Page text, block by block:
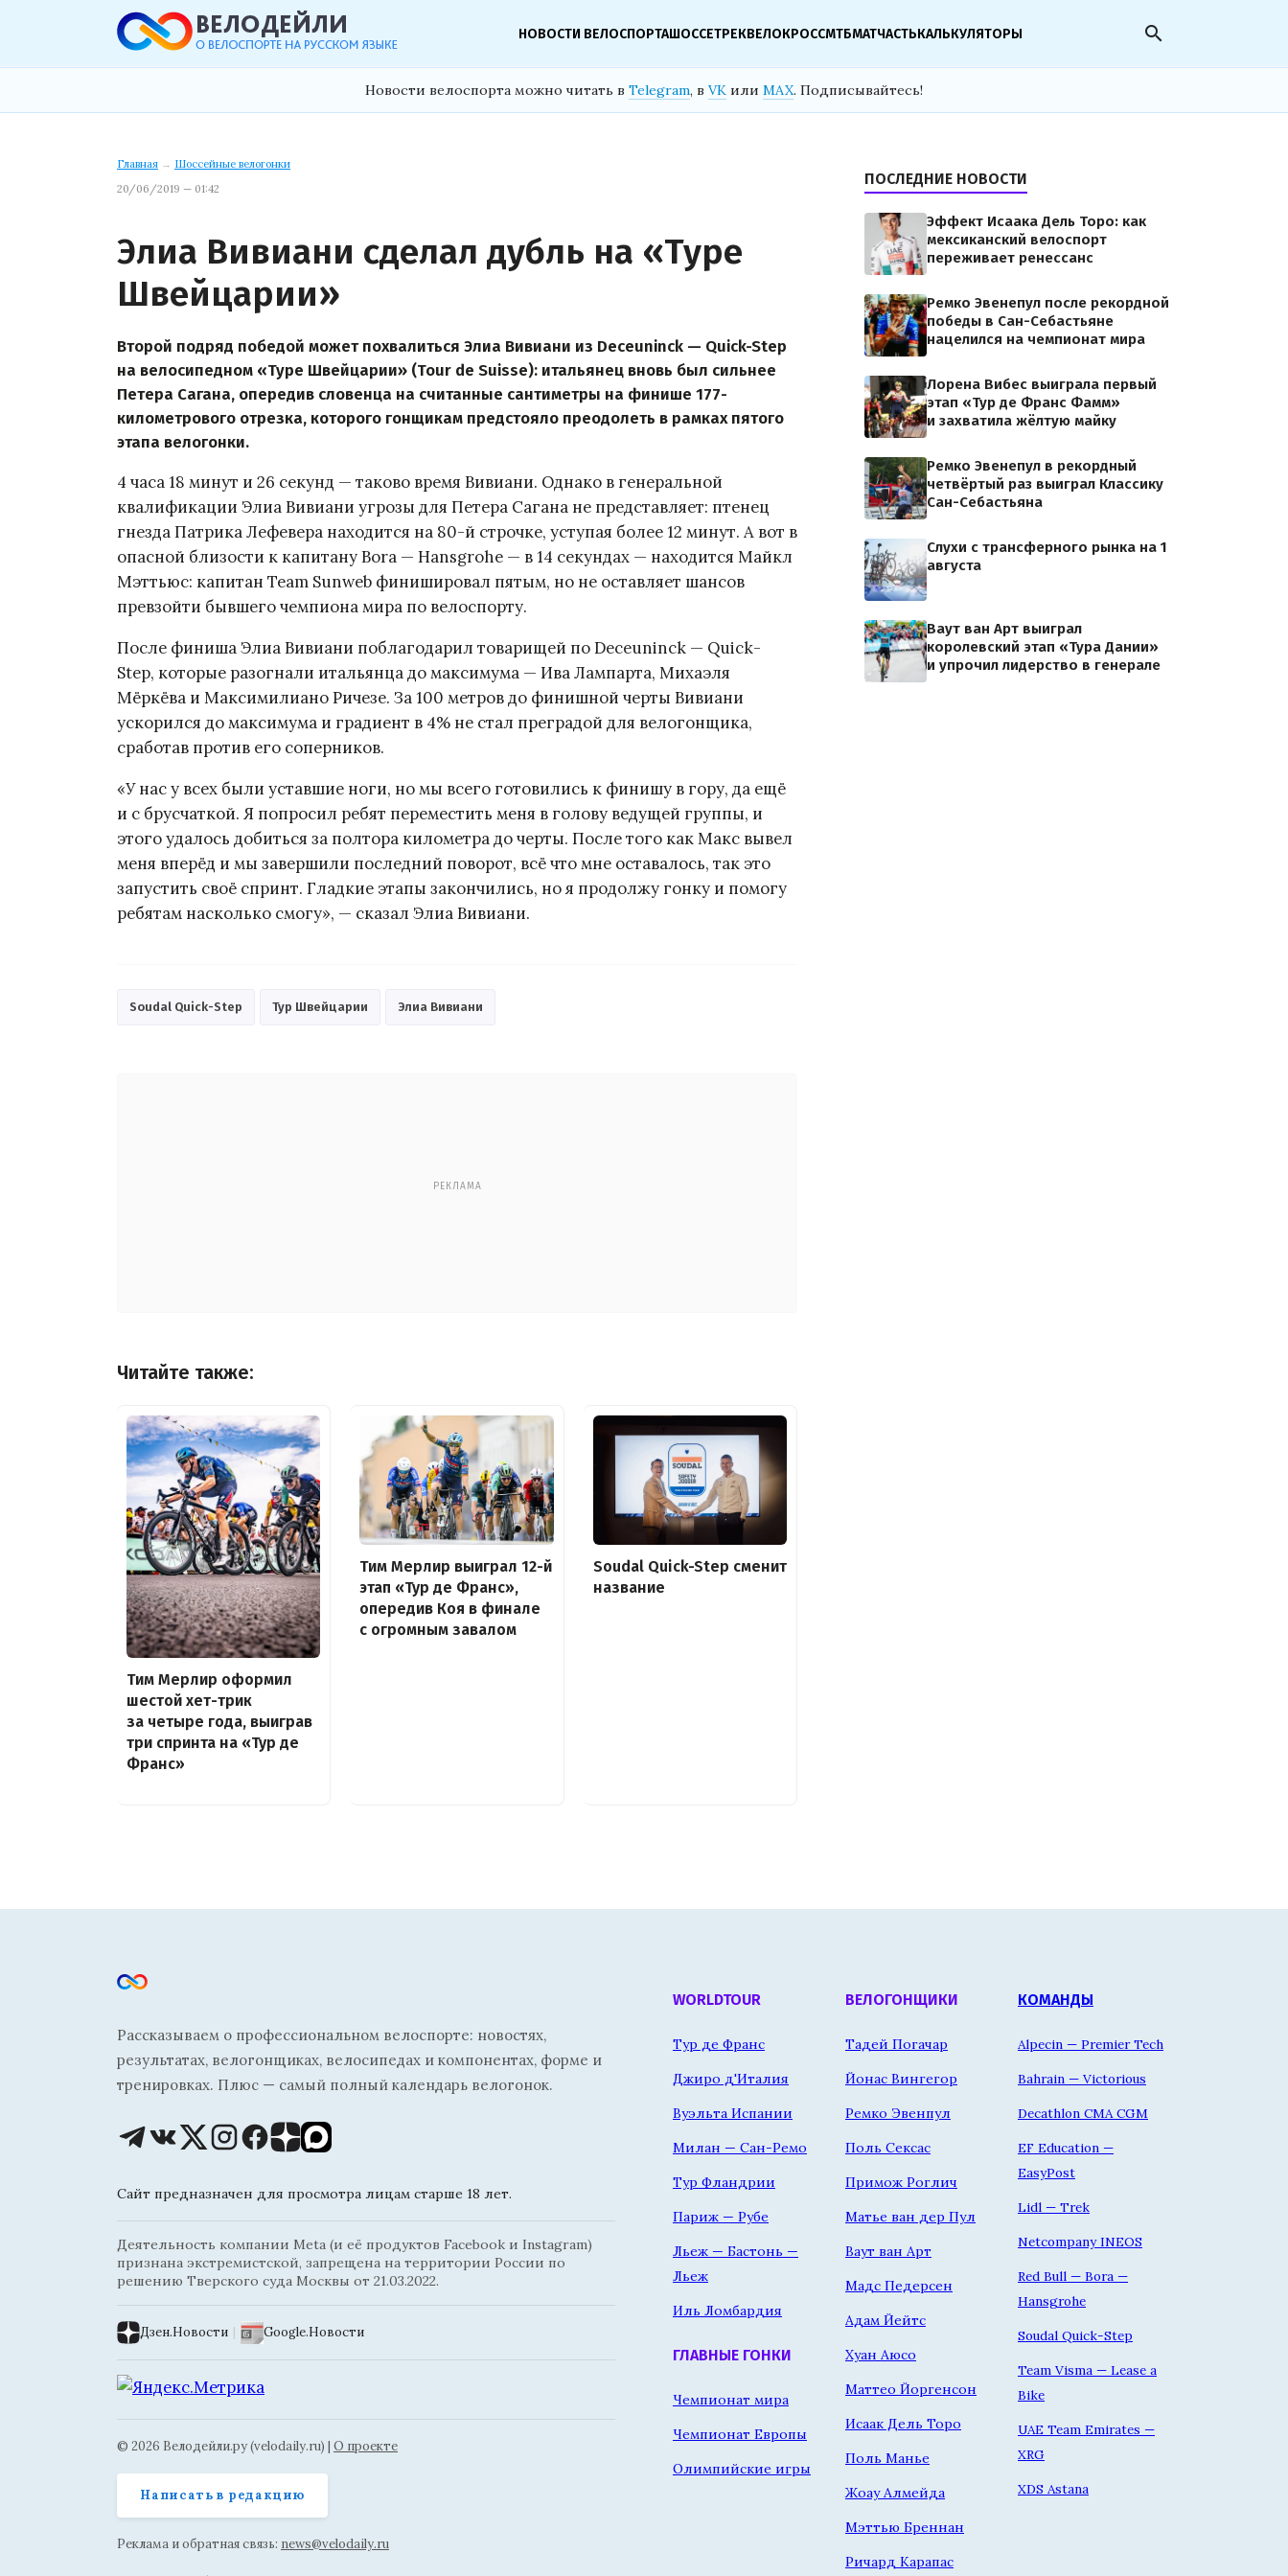
НОВОСТИ ВЕЛОСПОРТАШОССЕТРЕКВЕЛОКРОССМТБМАТЧАСТЬКАЛЬКУЛЯТОРЫ search
Новости велоспорта можно читать в Telegram, в VK или MAX. Подписывайтесь!
Главная → Шоссейные велогонки
20/06/2019 — 01:42
Элиа Вивиани сделал дубль на «Туре
Швейцарии»
Второй подряд победой может похвалиться Элиа Вивиани из Deceuninck — Quick-Step
на велосипедном «Туре Швейцарии» (Tour de Suisse): итальянец вновь был сильнее
Петера Сагана, опередив словенца на считанные сантиметры на финише 177-
километрового отрезка, которого гонщикам предстояло преодолеть в рамках пятого
этапа велогонки.
4 часа 18 минут и 26 секунд — таково время Вивиани. Однако в генеральной
квалификации Элиа Вивиани угрозы для Петера Сагана не представляет: птенец
гнезда Патрика Лефевера находится на 80-й строчке, уступая более 12 минут. А вот в
опасной близости к капитану Bora — Hansgrohe — в 14 секундах — находится Майкл
Мэттьюс: капитан Team Sunweb финишировал пятым, но не оставляет шансов
превзойти бывшего чемпиона мира по велоспорту.
После финиша Элиа Вивиани поблагодарил товарищей по Deceuninck — Quick-
Step, которые разогнали итальянца до максимума — Ива Лампарта, Михаэля
Мёркёва и Максимилиано Ричезе. За 100 метров до финишной черты Вивиани
ускорился до максимума и градиент в 4% не стал преградой для велогонщика,
сработав против его соперников.
«У нас у всех были уставшие ноги, но мы всего готовились к финишу в гору, да ещё
и с брусчаткой. Я попросил ребят переместить меня в голову ведущей группы, и
этого удалось добиться за полтора километра до черты. После того как Макс вывел
меня вперёд и мы завершили последний поворот, всё что мне оставалось, так это
запустить своё спринт. Гладкие этапы закончились, но я продолжу гонку и помогу
ребятам насколько смогу», — сказал Элиа Вивиани.
Soudal Quick-Step Тур Швейцарии Элиа Вивиани
РЕКЛАМА
Читайте также:
Тим Мерлир оформил
шестой хет-трик
за четыре года, выиграв
три спринта на «Тур де
Франс»
Тим Мерлир выиграл 12-й
этап «Тур де Франс»,
опередив Коя в финале
с огромным завалом
Soudal Quick-Step сменит
название
ПОСЛЕДНИЕ НОВОСТИ
Эффект Исаака Дель Торо: как
мексиканский велоспорт
переживает ренессанс
Ремко Эвенепул после рекордной
победы в Сан-Себастьяне
нацелился на чемпионат мира
Лорена Вибес выиграла первый
этап «Тур де Франс Фамм»
и захватила жёлтую майку
Ремко Эвенепул в рекордный
четвёртый раз выиграл Классику
Сан-Себастьяна
Слухи с трансферного рынка на 1
августа
Ваут ван Арт выиграл
королевский этап «Тура Дании»
и упрочил лидерство в генерале
Рассказываем о профессиональном велоспорте: новостях,
результатах, велогонщиках, велосипедах и компонентах, форме и
тренировках. Плюс — самый полный календарь велогонок.
Сайт предназначен для просмотра лицам старше 18 лет.
Деятельность компании Meta (и её продуктов Facebook и Instagram)
признана экстремистской, запрещена на территории России по
решению Тверского суда Москвы от 21.03.2022.
Дзен.Новости | Google.Новости
© 2026 Велодейли.ру (velodaily.ru) | О проекте
Написать в редакцию
Реклама и обратная связь: news@velodaily.ru
WORLDTOUR
Тур де Франс
Джиро д'Италия
Вуэльта Испании
Милан — Сан-Ремо
Тур Фландрии
Париж — Рубе
Льеж — Бастонь —
Льеж
Иль Ломбардия
ГЛАВНЫЕ ГОНКИ
Чемпионат мира
Чемпионат Европы
Олимпийские игры
ВЕЛОГОНЩИКИ
Тадей Погачар
Йонас Вингегор
Ремко Эвенпул
Поль Сексас
Примож Роглич
Матье ван дер Пул
Ваут ван Арт
Мадс Педерсен
Адам Йейтс
Хуан Аюсо
Маттео Йоргенсон
Исаак Дель Торо
Поль Манье
Жоау Алмейда
Мэттью Бреннан
Ричард Карапас
КОМАНДЫ
Alpecin — Premier Tech
Bahrain — Victorious
Decathlon CMA CGM
EF Education —
EasyPost
Lidl — Trek
Netcompany INEOS
Red Bull — Bora —
Hansgrohe
Soudal Quick-Step
Team Visma — Lease a
Bike
UAE Team Emirates —
XRG
XDS Astana